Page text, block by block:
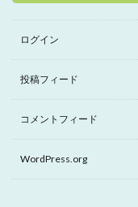
ログイン
投稿フィード
コメントフィード
WordPress.org